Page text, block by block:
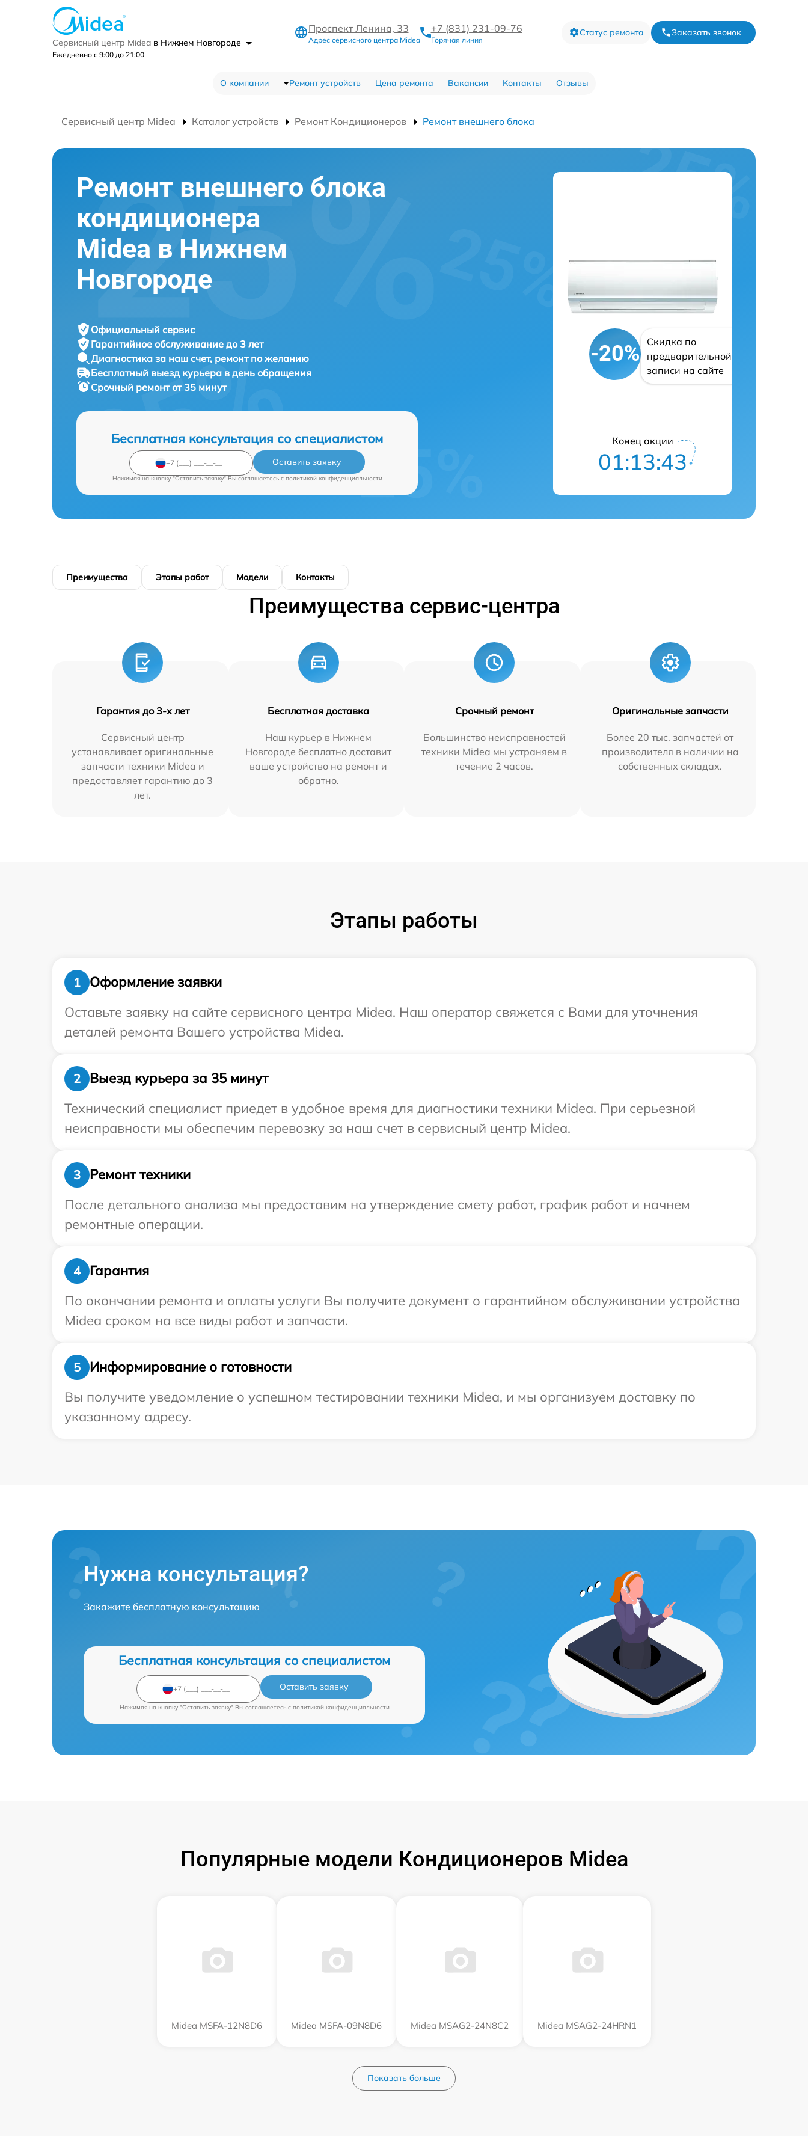
Сервисный центр Midea в Нижнем Новгороде
Ежедневно с 9:00 до 21:00
Проспект Ленина, 33
Адрес сервисного центра Midea
+7 (831) 231-09-76
Горячая линия
Статус ремонта Заказать звонок
О компании Ремонт устройств Цена ремонта Вакансии Контакты Отзывы
Сервисный центр Midea Каталог устройств Ремонт Кондиционеров Ремонт внешнего блока
Ремонт внешнего блока
кондиционера
Midea в Нижнем
Новгороде
Официальный сервис
Гарантийное обслуживание до 3 лет
Диагностика за наш счет, ремонт по желанию
Бесплатный выезд курьера в день обращения
Срочный ремонтот 35 минут
Бесплатная консультация со специалистом
Оставить заявку
Нажимая на кнопку "Оставить заявку" Вы соглашаетесь c политикой конфиденциальности
-20%
Скидка по
предварительной
записи на сайте
Конец акции
01:13:42
Преимущества Этапы работ Модели Контакты
Преимущества сервис-центра
Гарантия до 3-х лет
Сервисный центр
устанавливает оригинальные
запчасти техники Midea и
предоставляет гарантию до 3
лет.
Бесплатная доставка
Наш курьер в Нижнем
Новгороде бесплатно доставит
ваше устройство на ремонт и
обратно.
Срочный ремонт
Большинство неисправностей
техники Midea мы устраняем в
течение 2 часов.
Оригинальные запчасти
Более 20 тыс. запчастей от
производителя в наличии на
собственных складах.
Этапы работы
1
Оформление заявки
Оставьте заявку на сайте сервисного центра Midea. Наш оператор свяжется с Вами для уточнения
деталей ремонта Вашего устройства Midea.
2
Выезд курьера за 35 минут
Технический специалист приедет в удобное время для диагностики техники Midea. При серьезной
неисправности мы обеспечим перевозку за наш счет в сервисный центр Midea.
3
Ремонт техники
После детального анализа мы предоставим на утверждение смету работ, график работ и начнем
ремонтные операции.
4
Гарантия
По окончании ремонта и оплаты услуги Вы получите документ о гарантийном обслуживании устройства
Midea сроком на все виды работ и запчасти.
5
Информирование о готовности
Вы получите уведомление о успешном тестировании техники Midea, и мы организуем доставку по
указанному адресу.
Нужна консультация?
Закажите бесплатную консультацию
Бесплатная консультация со специалистом
Оставить заявку
Нажимая на кнопку "Оставить заявку" Вы соглашаетесь c политикой конфиденциальности
Популярные модели Кондиционеров Midea
Midea MSFA-12N8D6 Midea MSFA-09N8D6 Midea MSAG2-24N8C2 Midea MSAG2-24HRN1
Показать больше